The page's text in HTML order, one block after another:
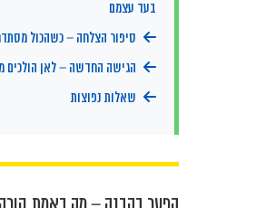
בעד עצמם
סיפור הצלחה – כשהכול
הגישה החדשה – לאן הולכים
שאלות נפוצות